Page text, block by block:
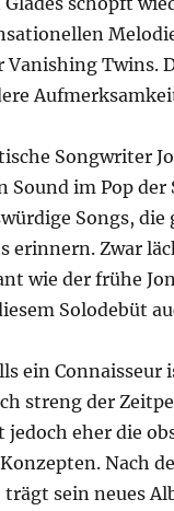
Vanishing Twins.
Songwriter
Sound im Pop
Songs,
erinnern. Zwar
wie der frühe
Solodebüt
ein Connaisseur
streng der
jedoch eher die
Nach
trägt sein neues